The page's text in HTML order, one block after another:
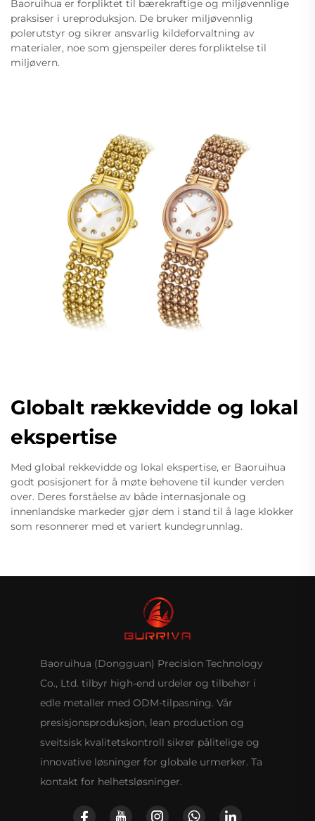
Baoruihua er forpliktet til bærekraftige og miljøvennlige
praksiser i ureproduksjon. De bruker miljøvennlig
polerutstyr og sikrer ansvarlig kildeforvaltning av
materialer, noe som gjenspeiler deres forpliktelse til
miljøvern.
Globalt rækkevidde og lokal
ekspertise
Med global rekkevidde og lokal ekspertise, er Baoruihua
godt posisjonert for å møte behovene til kunder verden
over. Deres forståelse av både internasjonale og
innenlandske markeder gjør dem i stand til å lage klokker
som resonnerer med et variert kundegrunnlag.
Baoruihua (Dongguan) Precision Technology
Co., Ltd. tilbyr high-end urdeler og tilbehør i
edle metaller med ODM-tilpasning. Vår
presisjonsproduksjon, lean production og
sveitsisk kvalitetskontroll sikrer pålitelige og
innovative løsninger for globale urmerker. Ta
kontakt for helhetsløsninger.